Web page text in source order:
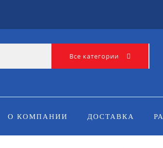
Все категории
О КОМПАНИИ ДОСТАВКА